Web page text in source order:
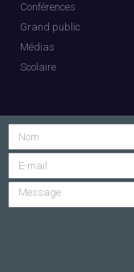
Conférences
Grand public
Médias
Scolaire